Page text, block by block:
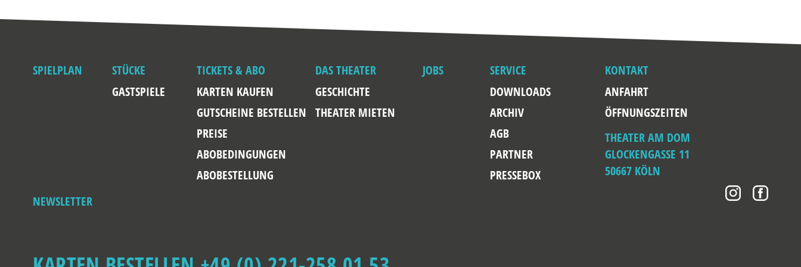
SPIELPLAN
STÜCKE
GASTSPIELE
TICKETS & ABO
KARTEN KAUFEN
GUTSCHEINE BESTELLEN
PREISE
ABOBEDINGUNGEN
ABOBESTELLUNG
DAS THEATER
GESCHICHTE
THEATER MIETEN
JOBS
SERVICE
DOWNLOADS
ARCHIV
AGB
PARTNER
PRESSEBOX
NEWSLETTER
KONTAKT
ANFAHRT
ÖFFNUNGSZEITEN
THEATER AM DOM
GLOCKENGASSE 11
50667 KÖLN